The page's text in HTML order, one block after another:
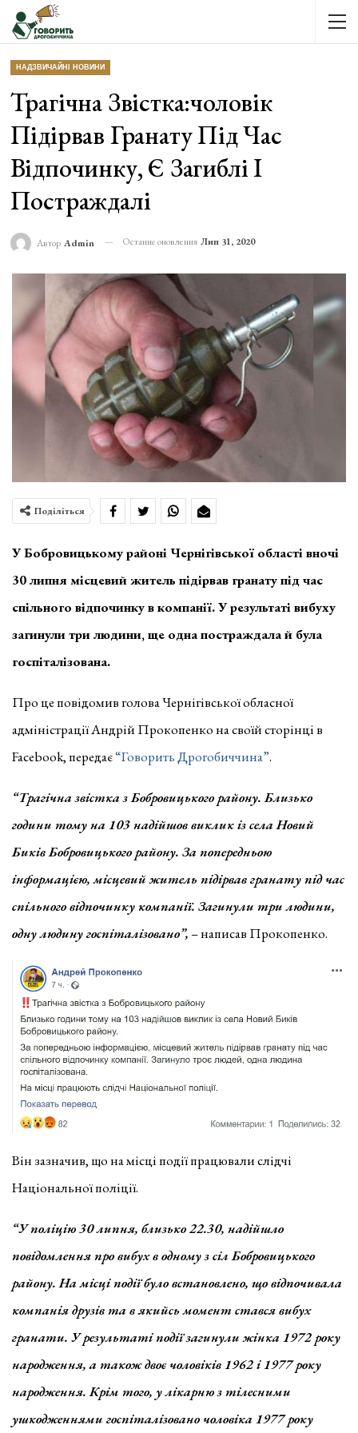
НАДЗВИЧАЙНІ НОВИНИ
Трагічна Звістка:чоловік
Підірвав Гранату Під Час
Відпочинку, Є Загиблі І
Постраждалі
Автор Admin Останнє оновлення Лип 31, 2020
Поділіться
У Бобровицькому районі Чернігівської області вночі
30 липня місцевий житель підірвав гранату під час
спільного відпочинку в компанії. У результаті вибуху
загинули три людини, ще одна постраждала й була
госпіталізована.
Про це повідомив голова Чернігівської обласної
адміністрації Андрій Прокопенко на своїй сторінці в
Facebook, передає“Говорить Дрогобиччина”.
“Трагічна звістка з Бобровицького району. Близько
години тому на 103 надійшов виклик із села Новий
Биків Бобровицького району. За попередньою
інформацією, місцевий житель підірвав гранату під час
спільного відпочинку компанії. Загинули три людини,
одну людину госпіталізовано”, – написав Прокопенко.
Він зазначив, що на місці події працювали слідчі
Національної поліції.
“У поліцію 30 липня, близько 22.30, надійшло
повідомлення про вибух в одному з сіл Бобровицького
району. На місці події було встановлено, що відпочивала
компанія друзів та в якийсь момент стався вибух
гранати. У результаті події загинули жінка 1972 року
народження, а також двоє чоловіків 1962 і 1977 року
народження. Крім того, у лікарню з тілесними
ушкодженнями госпіталізовано чоловіка 1977 року